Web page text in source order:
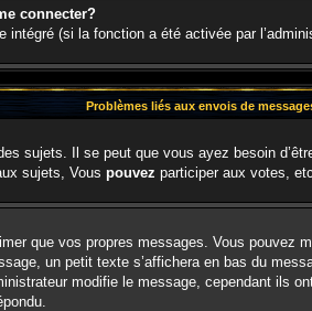
connecter?
(si la fonction a été activée par
Problèmes liés aux envois de
sujets. Il se peut que vous ayez besoin
sujets, Vous pouvez participer aux votes,
que vos propres messages. Vous
un petit texte s’affichera en bas du
modifie le message, cependant ils